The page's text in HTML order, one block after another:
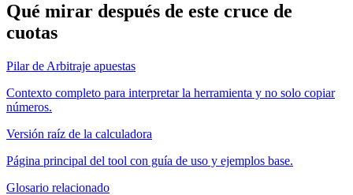
Qué mirar después de este cruce de
cuotas
Pilar de Arbitraje apuestas
Contexto completo para interpretar la herramienta y no solo copiar
números.
Versión raíz de la calculadora
Página principal del tool con guía de uso y ejemplos base.
Glosario relacionado